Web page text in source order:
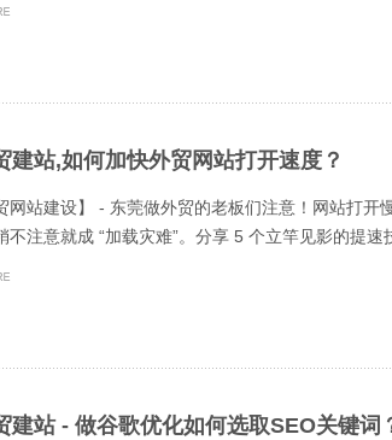
建站,如何加快外贸网站打开速度？
网站建设】 - 东莞做外贸的老板们注意！网站打
不注意就成 “加载灾难”。分享 5 个立竿见影的提速
建站 - 做谷歌优化如何选取SEO关键词